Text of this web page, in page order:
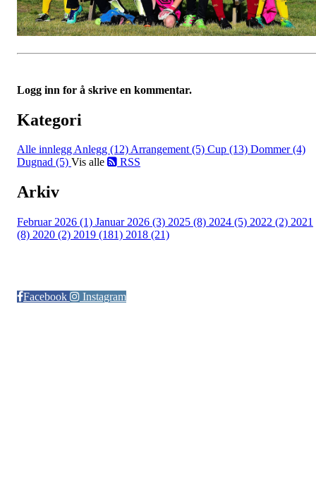
Logg inn for å skrive en kommentar.
Kategori
Alle innleggAnlegg (12)Arrangement (5) Cup (13) Dommer (4)
Dugnad (5) Vis alle RSS
Arkiv
Februar 2026 (1) Januar 2026 (3) 2025 (8) 2024 (5) 2022 (2) 2021
(8) 2020 (2) 2019 (181) 2018 (21)
Facebook
Instagram